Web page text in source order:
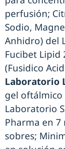
perfusión;
Sodio,
Anhidro) del
Fucibet Lipid
(Fusidico
Laboratorio
gel oftálmico
Laboratorio
Pharma en
sobres;